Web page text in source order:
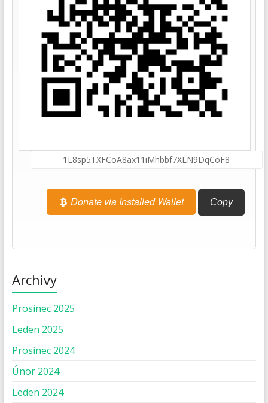
Donate via Installed Wallet Copy
Archivy
Prosinec 2025
Leden 2025
Prosinec 2024
Únor 2024
Leden 2024